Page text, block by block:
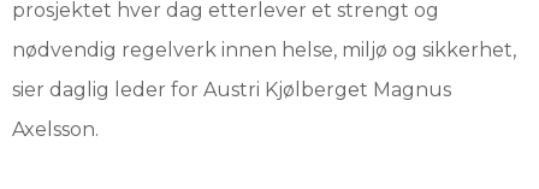
prosjektet hver dag etterlever et strengt og
nødvendig regelverk innen helse, miljø og sikkerhet,
sier daglig leder for Austri Kjølberget Magnus
Axelsson.